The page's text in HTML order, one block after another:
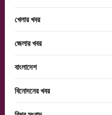
খেলার খবর
জেলার খবর
বাংলাদেশ
বিনোদনের খবর